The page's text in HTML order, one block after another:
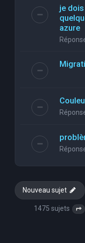
je
azure
Nouveau sujet
1475 sujets